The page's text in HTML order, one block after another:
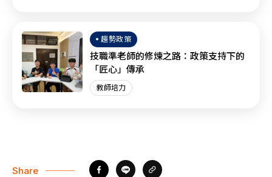
趨勢政策
技職準老師的修煉之路：政策支持下的
「匠心」傳承
教師培力
Share